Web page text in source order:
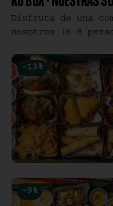
Disfruta de una
nosotros (6-8
-13 %
- 9%